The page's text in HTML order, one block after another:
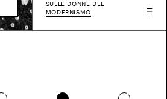
SULLE DONNE DEL
MODERNISMO